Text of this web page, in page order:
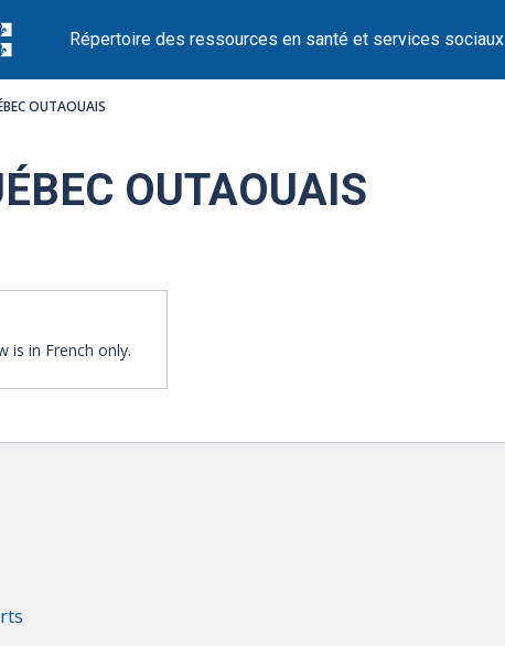
Répertoire des ressources en santé et services sociaux
OUTAOUAIS
OUTAOUAIS
is in French only.